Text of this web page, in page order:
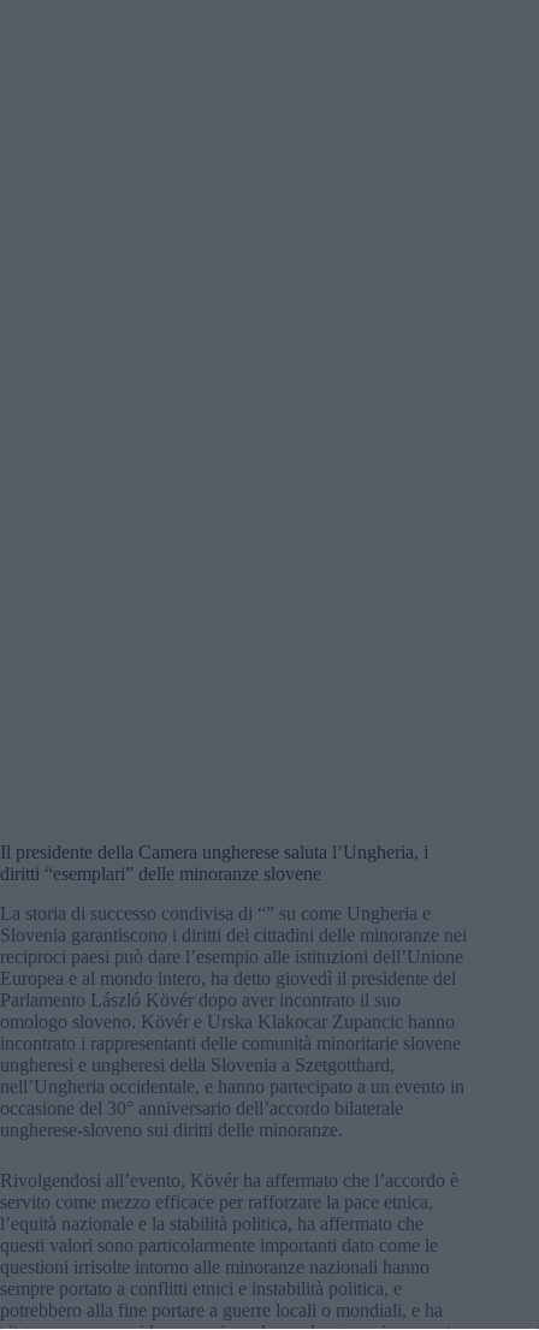
Il presidente della Camera ungherese saluta l’Ungheria, i
diritti “esemplari” delle minoranze slovene
La storia di successo condivisa di “” su come Ungheria e
Slovenia garantiscono i diritti dei cittadini delle minoranze nei
reciproci paesi può dare l’esempio alle istituzioni dell’Unione
Europea e al mondo intero, ha detto giovedì il presidente del
Parlamento László Kövér dopo aver incontrato il suo
omologo sloveno. Kövér e Urska Klakocar Zupancic hanno
incontrato i rappresentanti delle comunità minoritarie slovene
ungheresi e ungheresi della Slovenia a Szetgotthard,
nell’Ungheria occidentale, e hanno partecipato a un evento in
occasione del 30° anniversario dell’accordo bilaterale
ungherese-sloveno sui diritti delle minoranze.
Rivolgendosi all’evento, Kövér ha affermato che l’accordo è
servito come mezzo efficace per rafforzare la pace etnica,
l’equità nazionale e la stabilità politica, ha affermato che
questi valori sono particolarmente importanti dato come le
questioni irrisolte intorno alle minoranze nazionali hanno
sempre portato a conflitti etnici e instabilità politica, e
potrebbero alla fine portare a guerre locali o mondiali, e ha